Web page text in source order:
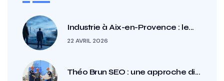
Industrie à Aix-en-Provence : le...
22 AVRIL 2026
Théo Brun SEO : une approche di...